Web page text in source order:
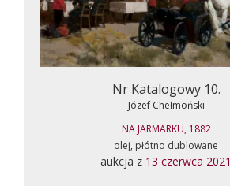
Nr Katalogowy 10.
Józef Chełmoński
NA JARMARKU, 1882
olej, płótno dublowane
aukcja z 13 czerwca 2021